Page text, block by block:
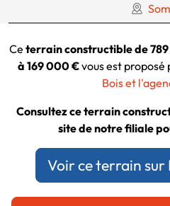
Ce terrain constructible de
à 169 000 €vous est proposé
Bois et
Consultez ce terrain
site de notre filiale
Voir ce terrain sur